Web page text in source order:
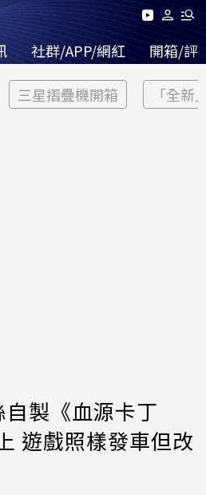
社群/APP/網紅 開箱/評
三星摺疊機開箱 「全新
製《血源卡丁
遊戲照樣發車但改